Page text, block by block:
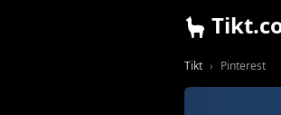
Tikt Pinterest